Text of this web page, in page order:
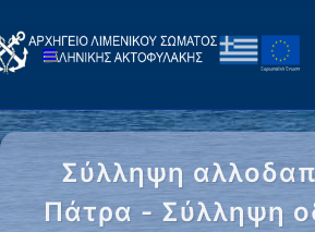
Σύλληψη
Πάτρα - Σύλληψη